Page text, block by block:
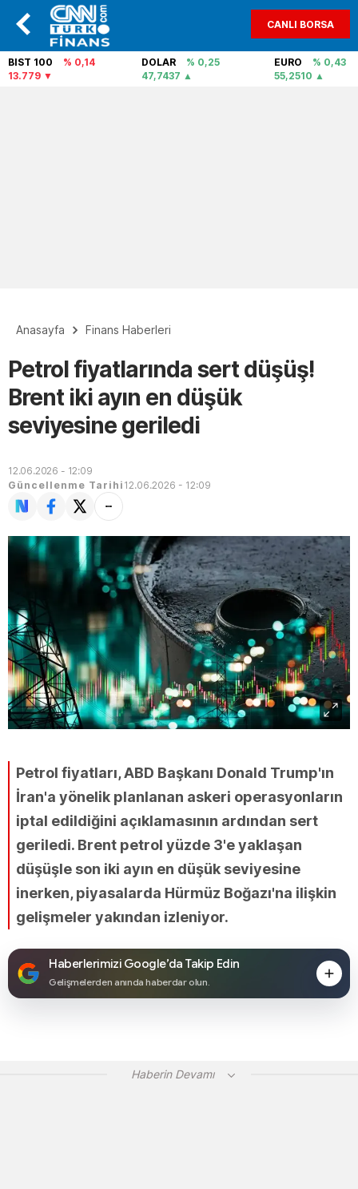
CANLI BORSA
BIST 100
% 0,14
13.779
DOLAR
% 0,25
47,7437
EURO
% 0,43
55,2510
Anasayfa Finans Haberleri
Petrol fiyatlarında sert düşüş!
Brent iki ayın en düşük
seviyesine geriledi
12.06.2026 - 12:09
Güncellenme Tarihi 12.06.2026 - 12:09
Petrol fiyatları, ABD Başkanı Donald Trump'ın
İran'a yönelik planlanan askeri operasyonların
iptal edildiğini açıklamasının ardından sert
geriledi. Brent petrol yüzde 3'e yaklaşan
düşüşle son iki ayın en düşük seviyesine
inerken, piyasalarda Hürmüz Boğazı'na ilişkin
gelişmeler yakından izleniyor.
Haberlerimizi Google’da Takip Edin
Gelişmelerden anında haberdar olun.
Haberin Devamı